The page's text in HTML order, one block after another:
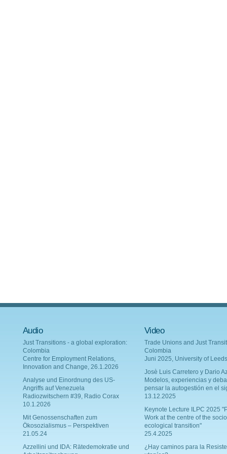
Audio
Just Transitions - a global exploration:
Colombia
Centre for Employment Relations,
Innovation and Change, 26.1.2026
Analyse und Einordnung des US-
Angriffs auf Venezuela
Radiozwitschern #39, Radio Corax
10.1.2026
Mit Genossenschaften zum
Ökosozialismus – Perspektiven
21.05.24
Azzellini und IDA: Rätedemokratie und
Video
Trade Unions and Just
Colombia
Juni 2025, University of Leeds
Josè Luis Carretero y Dario
Modelos, experiencias y
pensar la autogestión en el
13.12.2025
Keynote Lecture ILPC 2025
Work at the centre of the
ecological transition"
25.4.2025
¿Hay caminos para la